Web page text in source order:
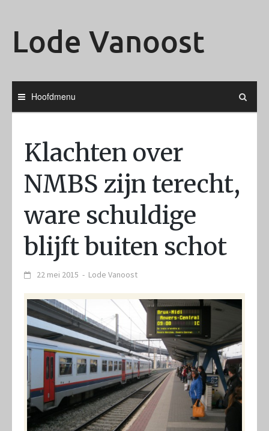
Lode Vanoost
Hoofdmenu
Klachten over
NMBS zijn terecht,
ware schuldige
blijft buiten schot
22 mei 2015 - Lode Vanoost